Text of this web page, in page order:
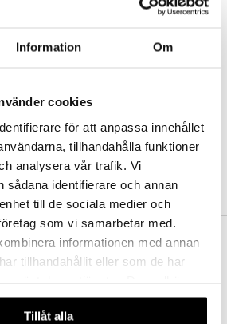
Information Om
cookies
för att anpassa innehållet
tillhandahålla funktioner
analysera vår trafik. Vi
sådana identifierare och annan
till de sociala medier och
som vi samarbetar med.
informationen med annan
tillhandahållit eller som de har
användande av vår webbplats.
Tillåt alla
TOIMITUS YLI 50 €
TOIMITUKSET